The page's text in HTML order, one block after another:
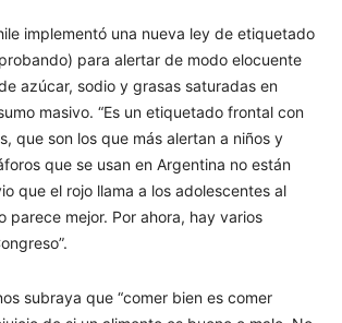
implementó una nueva ley de etiquetado
para alertar de modo elocuente
azúcar, sodio y grasas saturadas en
masivo. “Es un etiquetado frontal con
que son los que más alertan a niños y
que se usan en Argentina no están
que el rojo llama a los adolescentes al
parece mejor. Por ahora, hay varios
subraya que “comer bien es comer